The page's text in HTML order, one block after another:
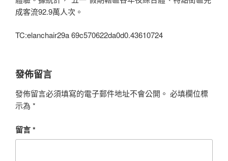
成客流92.9萬人次。
TC:elanchair29a 69c570622da0d0.43610724
發佈留言
發佈留言必須填寫的電子郵件地址不會公開。 必填欄位標
示為 *
留言*